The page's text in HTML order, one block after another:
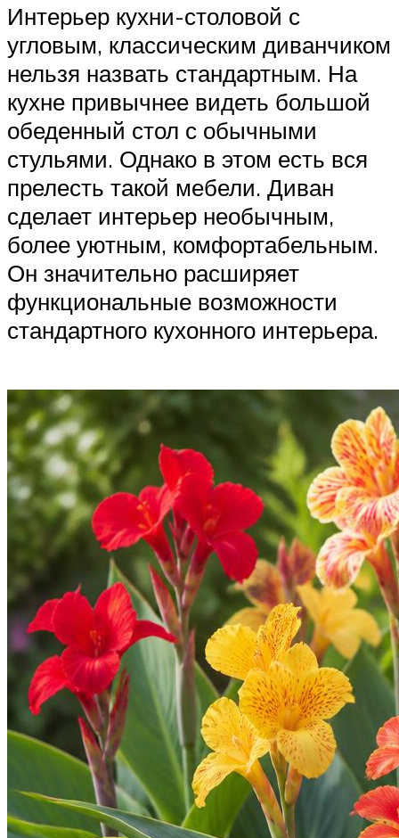
Интерьер кухни-столовой с
угловым, классическим диванчиком
нельзя назвать стандартным. На
кухне привычнее видеть большой
обеденный стол с обычными
стульями. Однако в этом есть вся
прелесть такой мебели. Диван
сделает интерьер необычным,
более уютным, комфортабельным.
Он значительно расширяет
функциональные возможности
стандартного кухонного интерьера.